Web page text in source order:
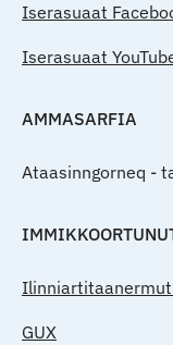
Iserasuaat
Iserasuaat
AMMASARFIA
Ataasinngorneq -
GUX